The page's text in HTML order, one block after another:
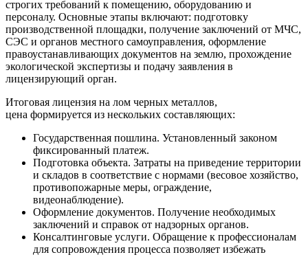
строгих требований к помещению, оборудованию и
персоналу. Основные этапы включают: подготовку
производственной площадки, получение заключений от МЧС,
СЭС и органов местного самоуправления, оформление
правоустанавливающих документов на землю, прохождение
экологической экспертизы и подачу заявления в
лицензирующий орган.
Итоговая лицензия на лом черных металлов,
цена формируется из нескольких составляющих:
Государственная пошлина. Установленный законом
фиксированный платеж.
Подготовка объекта. Затраты на приведение территории
и складов в соответствие с нормами (весовое хозяйство,
противопожарные меры, ограждение,
видеонаблюдение).
Оформление документов. Получение необходимых
заключений и справок от надзорных органов.
Консалтинговые услуги. Обращение к профессионалам
для сопровождения процесса позволяет избежать